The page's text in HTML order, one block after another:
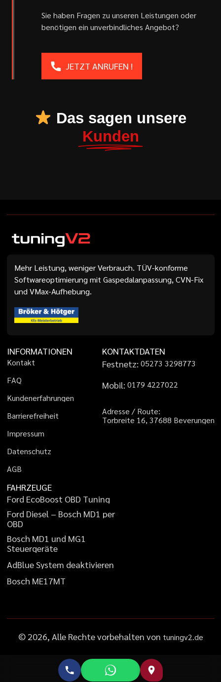
Sie haben Fragen zu unseren Leistungen oder
benötigen ein unverbindliches Angebot?
JETZT ANRUFEN !
Das sagen unsere
Kunden
Mehr Leistung, weniger Verbrauch. TÜV-konforme
Softwareoptimierung mit Gaspedalanpassung, CVN-Fix
und VMax-Aufhebung.
INFORMATIONEN
Kontakt
FAQ
Kundenerfahrungen
Barrierefreiheit
Impressum
Datenschutz
AGB
KONTAKTDATEN
Festnetz: 05273 3298773
Mobil: 01 79 4227022
Adresse / Route:
Torbreite 16, 37688 Beverungen
FAHRZEUGE
Ford EcoBoost OBD Tuning
Ford Diesel – Bosch MD1 per
OBD
Bosch MD1 und MG1
Steuergeräte
AdBlueSystem deaktivieren
Bosch ME17MT
© 2026, Alle Rechte vorbehalten von tuningv2.de